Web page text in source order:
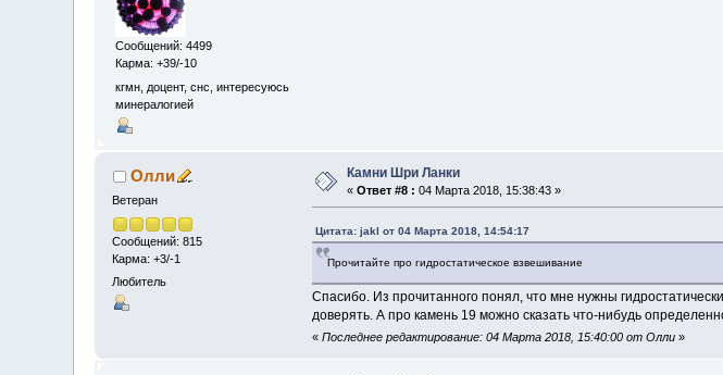
Сообщений: 4499
Карма: +39/-10
кгмн, доцент, снс, интересуюсь
минералогией
Олли
Ветеран
Сообщений: 815
Карма: +3/-1
Любитель
Камни Шри Ланки
«Ответ #8 : 04 Марта 2018, 15:38:43 »
Цитата: jakl от 04 Марта 2018, 14:54:17
Прочитайте про гидростатическое взвешивание
Спасибо. Из прочитанного понял, что мне нужны
доверять. А про камень 19 можно сказать что-нибудь
« Последнее редактирование: 04 Марта 2018, 15:40:00 от Олли»